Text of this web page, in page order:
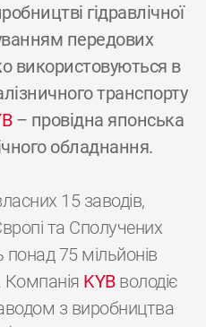
гідравлічної
передових
використовуються в
транспорту
– провідна японська
обладнання.
15 заводів,
та Сполучених
75 мільйонів
Компанія KYBволодіє
з виробництва